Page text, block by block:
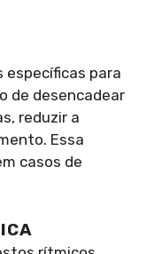
específicas para
de desencadear
reduzir a
Essa
casos de